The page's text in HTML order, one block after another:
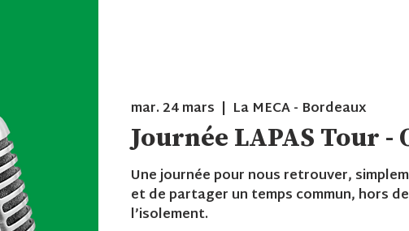
mar. 24 mars
  |
La MECA - Bordeaux
Journée LAPAS Tour -
Une journée pour nous retrouver,
et de partager un temps commun, hors